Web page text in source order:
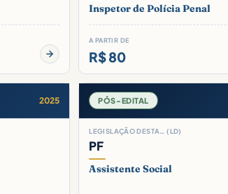
Inspetor de Polícia Penal
A PARTIR DE
R$ 80
2025 PÓS-EDITAL
LEGISLAÇÃO DESTA… (LD)
PF
Assistente Social